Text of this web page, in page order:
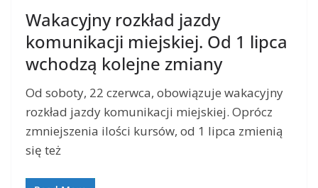
Wakacyjny rozkład jazdy
komunikacji miejskiej. Od 1 lipca
wchodzą kolejne zmiany
Od soboty, 22 czerwca, obowiązuje wakacyjny
rozkład jazdy komunikacji miejskiej. Oprócz
zmniejszenia ilości kursów, od 1 lipca zmienią
się też